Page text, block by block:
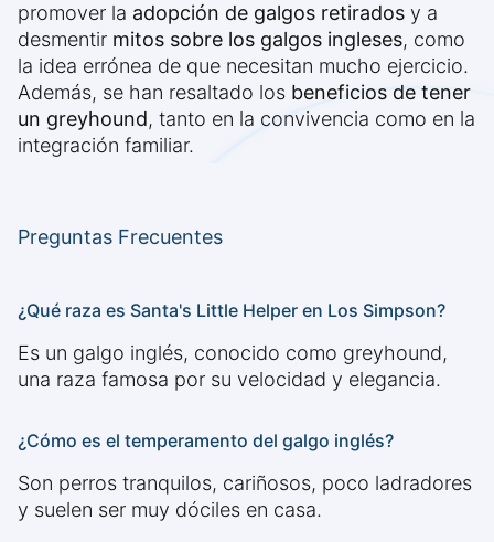
promover la adopción de galgos retirados y a
desmentir mitos sobre los galgos ingleses, como
la idea errónea de que necesitan mucho ejercicio.
Además, se han resaltado los beneficios de tener
un greyhound, tanto en la convivencia como en la
integración familiar.
Preguntas Frecuentes
¿Qué raza es Santa's Little Helper en Los Simpson?
Es un galgo inglés, conocido como greyhound,
una raza famosa por su velocidad y elegancia.
¿Cómo es el temperamento del galgo inglés?
Son perros tranquilos, cariñosos, poco ladradores
y suelen ser muy dóciles en casa.